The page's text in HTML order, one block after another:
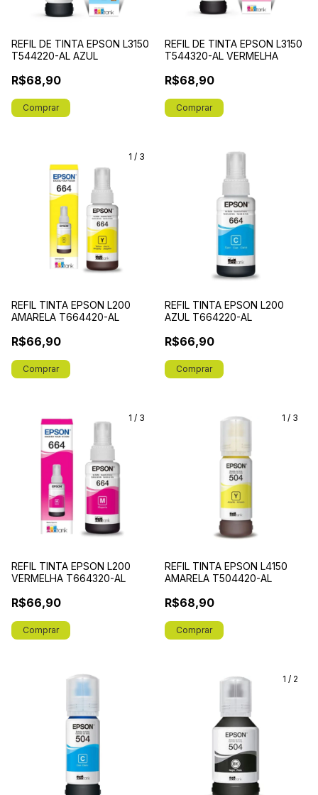
REFIL DE TINTA EPSON L3150
T544220-AL AZUL
R$68,90
REFIL DE TINTA EPSON L3150
T544320-AL VERMELHA
R$68,90
1 / 3
REFIL TINTA EPSON L200
AMARELA T664420-AL
R$66,90
REFIL TINTA EPSON L200
AZUL T664220-AL
R$66,90
1 / 3
REFIL TINTA EPSON L200
VERMELHA T664320-AL
R$66,90
1 / 3
REFIL TINTA EPSON L4150
AMARELA T504420-AL
R$68,90
1 / 2